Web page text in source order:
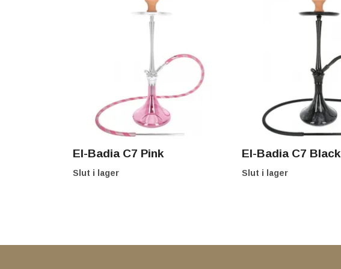
El-Badia C7 Pink
Slut i lager
El-Badia C7 Black
Slut i lager